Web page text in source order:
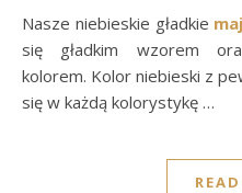
Nasze niebieskie gładkie
się gładkim wzorem
kolorem. Kolor niebieski z
się w każdą kolorystykę …